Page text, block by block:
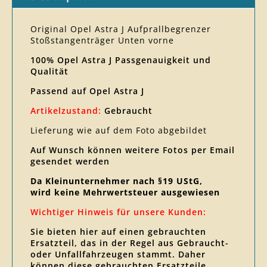
Original Opel Astra J Aufprallbegrenzer
Stoßstangenträger Unten vorne
100% Opel Astra J Passgenauigkeit und
Qualität
Passend auf Opel Astra J
Artikelzustand: Gebraucht
Lieferung wie auf dem Foto abgebildet
Auf Wunsch können weitere Fotos per Email
gesendet werden
Da Kleinunternehmer nach §19 UStG,
wird keine Mehrwertsteuer ausgewiesen
Wichtiger Hinweis für unsere Kunden:
Sie bieten hier auf einen gebrauchten
Ersatzteil, das in der Regel aus Gebraucht-
oder Unfallfahrzeugen stammt. Daher